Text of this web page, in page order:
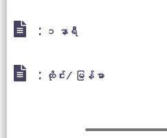
: ၁ နာရီ
: ထိုင်း/ မြန်မာ